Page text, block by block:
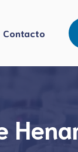
Contacto